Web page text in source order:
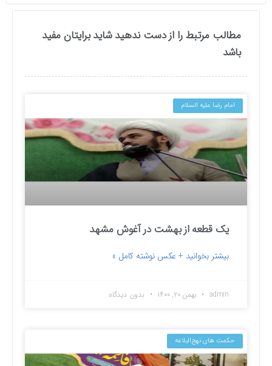
مطالب مرتبط را از دست ندهید شاید برایتان مفید
باشد
امام رضا علیه السلام
یک قطعه از بهشت در آغوش مشهد
بیشتر بخوانید + عکس نوشته کامل »
admin بهمن ۲۰, ۱۴۰۰ بدون دیدگاه
حکمت های نهج‌البلاغه